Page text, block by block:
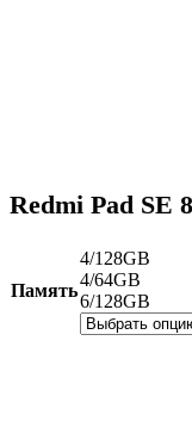
Redmi Pad SE
Память
4/128GB
4/64GB
6/128GB